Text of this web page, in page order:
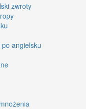
zwroty
angielsku